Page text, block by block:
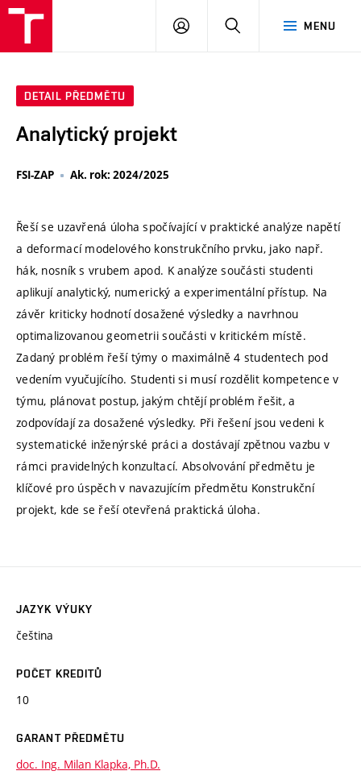
MENU
PŘIHLÁSIT
DETAIL PŘEDMĚTU
Analytický projekt
FSI-ZAP Ak. rok: 2024/2025
Řeší se uzavřená úloha spočívající v praktické analýze napětí
a deformací modelového konstrukčního prvku, jako např.
hák, nosník s vrubem apod. K analýze součásti studenti
aplikují analytický, numerický a experimentální přístup. Na
závěr kriticky hodnotí dosažené výsledky a navrhnou
optimalizovanou geometrii součásti v kritickém místě.
Zadaný problém řeší týmy o maximálně 4 studentech pod
vedením vyučujícího. Studenti si musí rozdělit kompetence v
týmu, plánovat postup, jakým chtějí problém řešit, a
zodpovídají za dosažené výsledky. Při řešení jsou vedeni k
systematické inženýrské práci a dostávají zpětnou vazbu v
rámci pravidelných konzultací. Absolvování předmětu je
klíčové pro úspěch v navazujícím předmětu Konstrukční
projekt, kde se řeší otevřená praktická úloha.
JAZYK VÝUKY
čeština
POČET KREDITŮ
10
GARANT PŘEDMĚTU
doc. Ing. Milan Klapka, Ph.D.